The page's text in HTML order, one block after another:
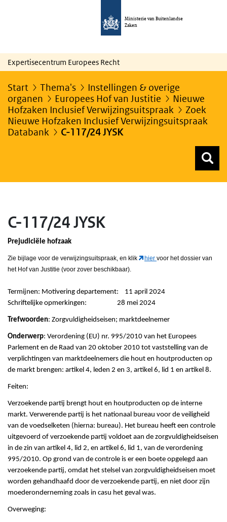
Ministerie van Buitenlandse
Zaken
Expertisecentrum Europees Recht
Start Thema's
Instellingen & overige
organen
Europees Hof van Justitie
Nieuwe
Hofzaken Inclusief Verwijzingsuitspraak
Zoek
Nieuwe Hofzaken Inclusief Verwijzingsuitspraak
Databank
C-117/24 JYSK
C-117/24 JYSK
Prejudiciële hofzaak
Zie bijlage voor de verwijzingsuitspraak, en klik hier voor het dossier van
het Hof van Justitie (voor zover beschikbaar).
Termijnen: Motivering departement: 11 april 2024
Schriftelijke opmerkingen: 28 mei 2024
Trefwoorden: Zorgvuldigheidseisen; marktdeelnemer
Onderwerp: Verordening (EU) nr. 995/2010 van het Europees
Parlement en de Raad van 20 oktober 2010 tot vaststelling van de
verplichtingen van marktdeelnemers die hout en houtproducten op
de markt brengen: artikel 4, leden 2 en 3, artikel 6, lid 1 en artikel 8.
Feiten:
Verzoekende partij brengt hout en houtproducten op de interne
markt. Verwerende partij is het nationaal bureau voor de veiligheid
van de voedselketen (hierna: bureau). Het bureau heeft een controle
uitgevoerd of verzoekende partij voldoet aan de zorgvuldigheidseisen
in de zin van artikel 4, lid 2, en artikel 6, lid 1, van de verordening
995/2010. Op grond van de controle is er een boete opgelegd aan
verzoekende partij, omdat het stelsel van zorgvuldigheidseisen moet
worden gehandhaafd door de verzoekende partij, en niet door zijn
moederonderneming zoals in casu het geval was.
Overweging: